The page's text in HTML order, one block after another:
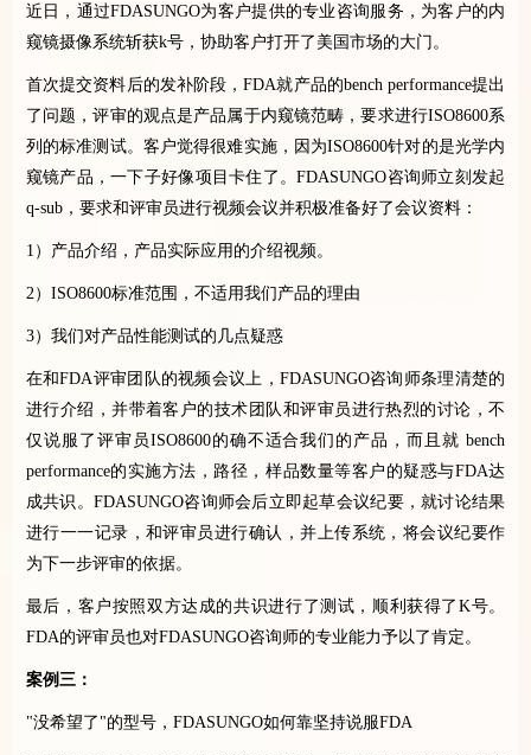
近日，通过FDASUNGO为客户提供的专业咨询服务，为客户的内
窥镜摄像系统斩获k号，协助客户打开了美国市场的大门。
首次提交资料后的发补阶段，FDA就产品的bench performance提出
了问题，评审的观点是产品属于内窥镜范畴，要求进行ISO8600系
列的标准测试。客户觉得很难实施，因为ISO8600针对的是光学内
窥镜产品，一下子好像项目卡住了。FDASUNGO咨询师立刻发起
q-sub，要求和评审员进行视频会议并积极准备好了会议资料：
1 ）产品介绍，产品实际应用的介绍视频。
2） ISO8600标准范围，不适用我们产品的理由
3）我们对产品性能测试的几点疑惑
在和FDA评审团队的视频会议上， FDASUNGO咨询师条理清楚的
进行介绍，并带着客户的技术团队和评审员进行热烈的讨论，不
仅说服了评审员ISO8600的确不适合我们的产品，而且就 bench
performance的实施方法，路径，样品数量等客户的疑惑与FDA达
成共识。 FDASUNGO咨询师会后立即起草会议纪要，就讨论结果
进行一一记录，和评审员进行确认，并上传系统，将会议纪要作
为下一步评审的依据。
最后，客户按照双方达成的共识进行了测试，顺利获得了 K号。
FDA的评审员也对FDASUNGO咨询师的专业能力予以了肯定。
案例三：
"没希望了 "的型号， FDASUNGO如何靠坚持说服FDA